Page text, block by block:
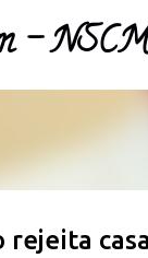
- NSCM
rejeita